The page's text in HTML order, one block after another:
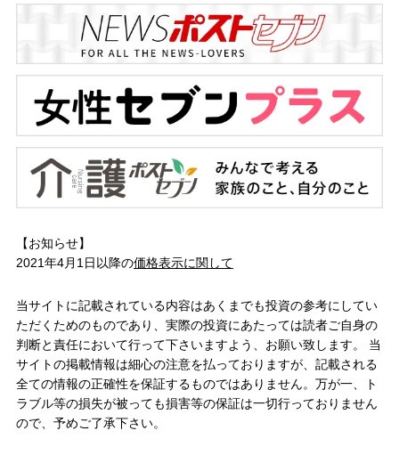
【お知らせ】
2021年4月1日以降の価格表示に関して
当サイトに記載されている内容はあくまでも投資の参考にしてい
ただくためのものであり、実際の投資にあたっては読者ご自身の
判断と責任において行って下さいますよう、お願い致します。 当
サイトの掲載情報は細心の注意を払っておりますが、記載される
全ての情報の正確性を保証するものではありません。万が一、ト
ラブル等の損失が被っても損害等の保証は一切行っておりません
ので、予めご了承下さい。